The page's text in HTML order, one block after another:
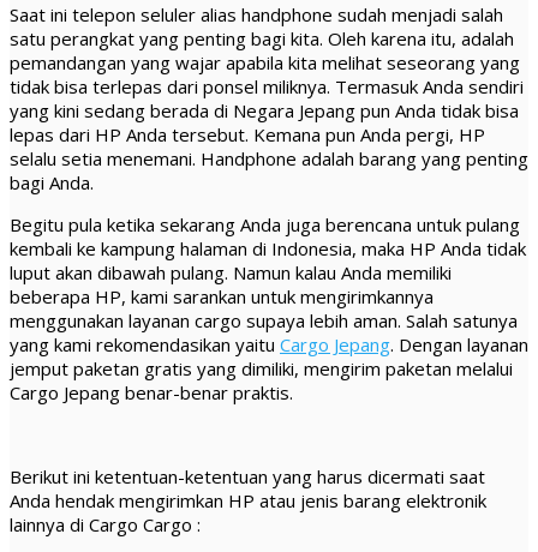
Saat ini telepon seluler alias handphone sudah menjadi salah
satu perangkat yang penting bagi kita. Oleh karena itu, adalah
pemandangan yang wajar apabila kita melihat seseorang yang
tidak bisa terlepas dari ponsel miliknya. Termasuk Anda sendiri
yang kini sedang berada di Negara Jepang pun Anda tidak bisa
lepas dari HP Anda tersebut. Kemana pun Anda pergi, HP
selalu setia menemani. Handphone adalah barang yang penting
bagi Anda.
Begitu pula ketika sekarang Anda juga berencana untuk pulang
kembali ke kampung halaman di Indonesia, maka HP Anda tidak
luput akan dibawah pulang. Namun kalau Anda memiliki
beberapa HP, kami sarankan untuk mengirimkannya
menggunakan layanan cargo supaya lebih aman. Salah satunya
yang kami rekomendasikan yaitu Cargo Jepang. Dengan layanan
jemput paketan gratis yang dimiliki, mengirim paketan melalui
Cargo Jepang benar-benar praktis.
Berikut ini ketentuan-ketentuan yang harus dicermati saat
Anda hendak mengirimkan HP atau jenis barang elektronik
lainnya di Cargo Cargo :